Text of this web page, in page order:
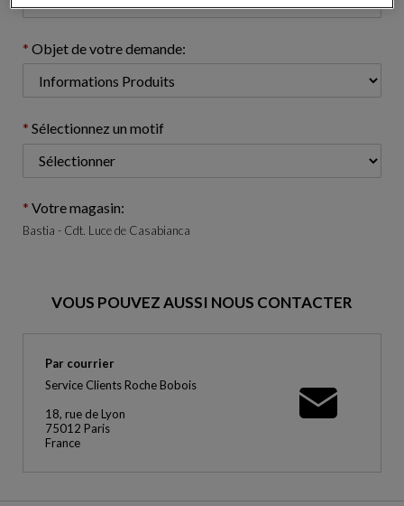
Objet de votre demande:
Sélectionnez un motif
Votre magasin:
Bastia - Cdt. Luce de Casabianca
VOUS POUVEZ AUSSI NOUS CONTACTER
Par courrier
Service Clients Roche Bobois
18, rue de Lyon
75012 Paris
France